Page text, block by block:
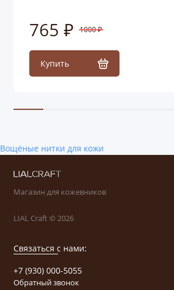
765 ₽ 1000 ₽
Купить
Вощёные нитки для кожи
Магазин для кожевников
LIAL Craft © 2026
Связаться с нами:
+7 (930) 000-5055
Обратный звонок